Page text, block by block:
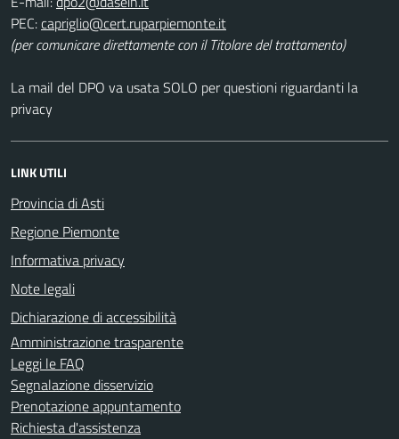
PEC:
(per comunicare direttamente con il Titolare del trattamento)
La mail del DPO va usata SOLO per questioni riguardanti la
privacy
LINK UTILI
Provincia di Asti
Regione Piemonte
Informativa privacy
Note legali
Dichiarazione di accessibilità
Amministrazione trasparente
Leggi le FAQ
Segnalazione disservizio
Prenotazione appuntamento
Richiesta d'assistenza